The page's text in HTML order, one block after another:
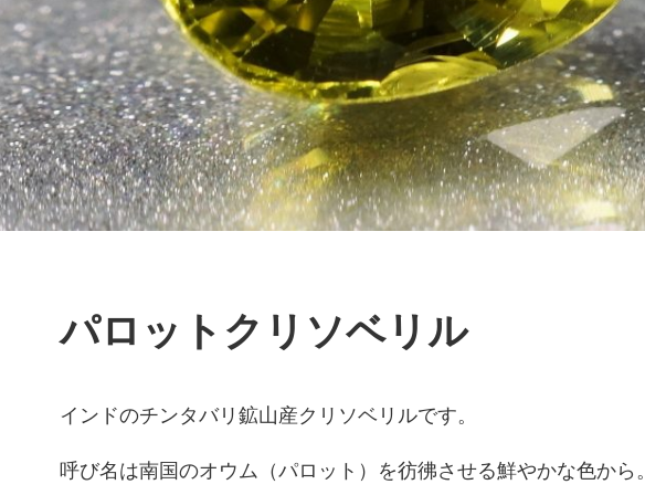
パロットクリソベリル
インドのチンタバリ鉱山産クリソベリルです。
呼び名は南国のオウム（パロット）を彷彿させる鮮やかな色から。